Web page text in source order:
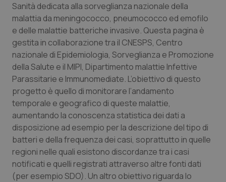
Calabria
Campania
Emilia-Romagna
Friuli Venezia Giulia
Lazio
Liguria
Lombardia
Asma & BPCO
Car-T
Colesterolo & coronaropatie
Dermatite Atopica
Diabete & glucometri
Disturbi dell’umore
Dolore
Sanità dedicata alla sorveglianza nazionale della
malattia da meningococco, pneumococco ed emofilo
e delle malattie batteriche invasive. Questa pagina è
gestita in collaborazione tra il CNESPS, Centro
nazionale di Epidemiologia, Sorveglianza e Promozione
della Salute e il MIPI, Dipartimento malattie Infettive
Parassitarie e Immunomediate. L’obiettivo di questo
progetto è quello di monitorare l’andamento
temporale e geografico di queste malattie,
aumentando la conoscenza statistica dei dati a
disposizione ad esempio per la descrizione del tipo di
batteri e della frequenza dei casi, soprattutto in quelle
regioni nelle quali esistono discordanze tra i casi
notificati e quelli registrati attraverso altre fonti dati
(per esempio SDO). Un altro obiettivo riguarda lo